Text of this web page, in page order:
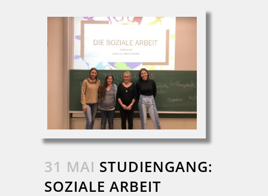
31 MAI STUDIENGANG:
SOZIALE ARBEIT